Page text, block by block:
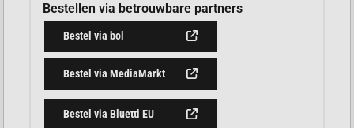
Bestellen via betrouwbare partners
Bestel via bol
Bestel via MediaMarkt
Bestel via Bluetti EU